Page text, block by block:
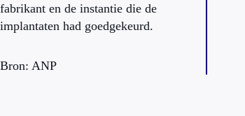
fabrikant en de instantie die de
implantaten had goedgekeurd.
Bron: ANP